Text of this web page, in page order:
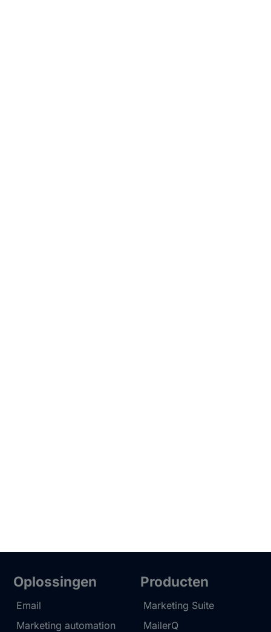
Oplossingen
Email
Marketing automation
Producten
Marketing Suite
MailerQ